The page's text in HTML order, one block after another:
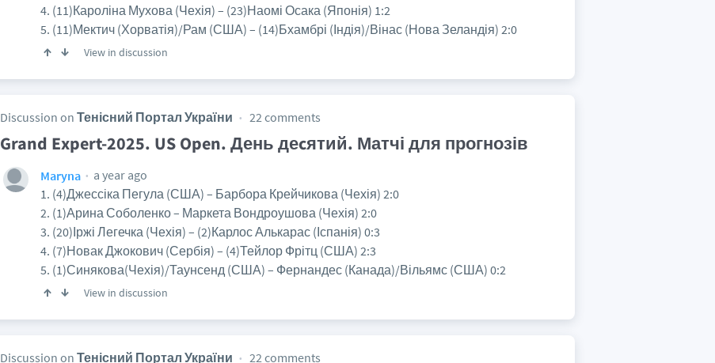
4. (11)Кароліна Мухова (Чехія) – (23)Наомі Осака (Японія) 1:2
5. (11)Мектич (Хорватія)/Рам (США) – (14)Бхамбрі (Індія)/Вінас (Нова Зеландія) 2:0
View in discussion
Discussion on Тенісний Портал України 22 comments
Grand Expert-2025. US Open. День деcятий. Матчі для прогнозів
Maryna
a year ago
1. (4)Джессіка Пегула (США) – Барбора Крейчикова (Чехія) 2:0
2. (1)Арина Соболенко – Маркета Вондроушова (Чехія) 2:0
3. (20)Іржі Легечка (Чехія) – (2)Карлос Алькарас (Іспанія) 0:3
4. (7)Новак Джокович (Сербія) – (4)Тейлор Фрітц (США) 2:3
5. (1)Синякова(Чехія)/Таунсенд (США) – Фернандес (Канада)/Вільямс (США) 0:2
View in discussion
Discussion on Тенісний Портал України 22 comments